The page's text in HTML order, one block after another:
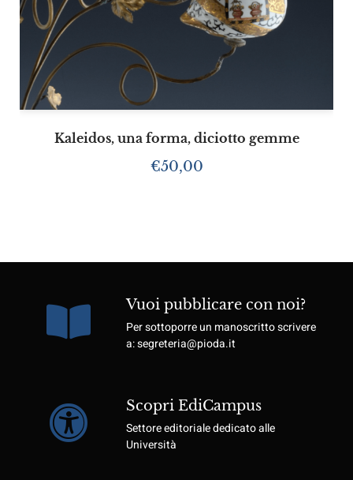
Kaleidos, una forma, diciotto gemme
€50,00
Vuoi pubblicare con noi?
Per sottoporre un manoscritto scrivere
a: segreteria@pioda.it
Scopri EdiCampus
Settore editoriale dedicato alle
Università